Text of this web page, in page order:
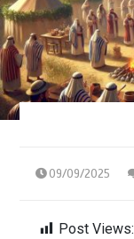
09/09/2025
Post Views: